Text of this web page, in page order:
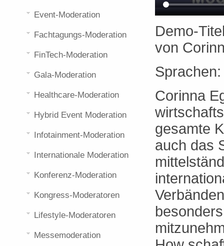
Demo-
von
Corinna
gesamte
auch das
Event-Moderation
Fachtagungs-Moderation
FinTech-Moderation
Gala-Moderation
Healthcare-Moderation
Hybrid Event Moderation
Infotainment-Moderation
Internationale Moderation
Konferenz-Moderation
Kongress-Moderatoren
Lifestyle-Moderatoren
Messemoderation